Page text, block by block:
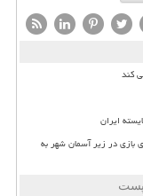
کند
ایران
بازی در زیر آسمان شهر به
پست